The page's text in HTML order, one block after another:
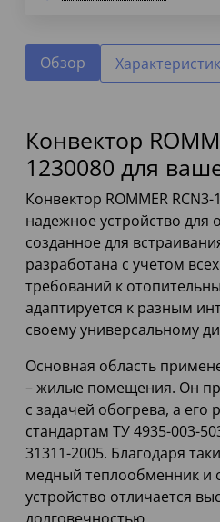
Обзор
Конвектор
1230080 для
Конвектор ROMMER
надежное устройство для
созданное для
разработана с учетом
требований к
адаптируется к разным
своему универсальному
Основная область
– жилые помещения. Он
с задачей обогрева, а его
стандартам ТУ 4935-003-
31311-2005. Благодаря
медный теплообменник и
устройство отличается